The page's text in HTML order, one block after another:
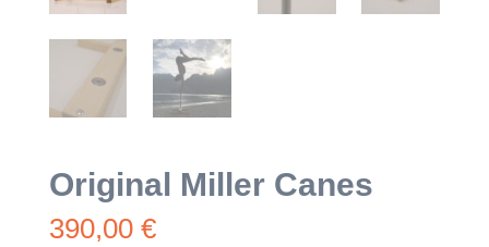
Original Miller Canes
390,00 €